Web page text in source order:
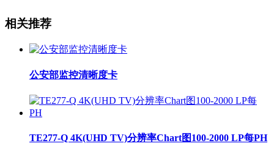
相关推荐
公安部监控清晰度卡
TE277-Q 4K(UHD TV)分辨率Chart图100-2000 LP每PH